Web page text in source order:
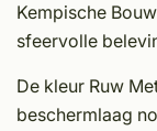
Kempische
sfeervolle
De kleur Ruw
beschermlaag